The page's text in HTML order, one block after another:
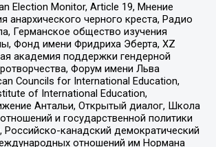
Election Monitor, Article 19, Мнение
анархического черного креста, Радио
Германское общество изучения
Фонд имени Фридриха Эберта, XZ
академия поддержки гендерной
Форум имени Льва
Councils for International Education,
of International Education,
Антальи, Открытый диалог, Школа
и государственной политики
Российско-канадский демократический
отношений им Нормана